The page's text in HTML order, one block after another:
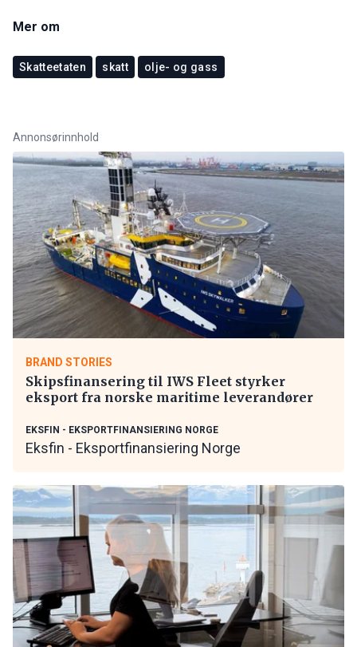
Mer om
Skatteetaten skatt olje- og gass
Annonsørinnhold
BRAND STORIES
Skipsfinansering til IWS Fleet styrker
eksport fra norske maritime leverandører
EKSFIN - EKSPORTFINANSIERING NORGE
Eksfin - Eksportfinansiering Norge